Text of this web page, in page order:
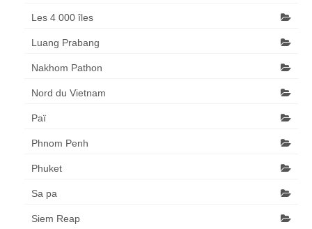
Les 4 000 îles
Luang Prabang
Nakhom Pathon
Nord du Vietnam
Paï
Phnom Penh
Phuket
Sa pa
Siem Reap